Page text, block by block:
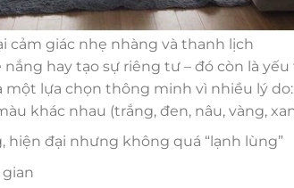
cảm giác nhẹ nhàng và thanh lịch
hay tạo sự riêng tư – đó còn là
một lựa chọn thông minh vì nhiều lý do:
khác nhau (trắng, đen, nâu, vàng,
hiện đại nhưng không quá “lạnh lùng”